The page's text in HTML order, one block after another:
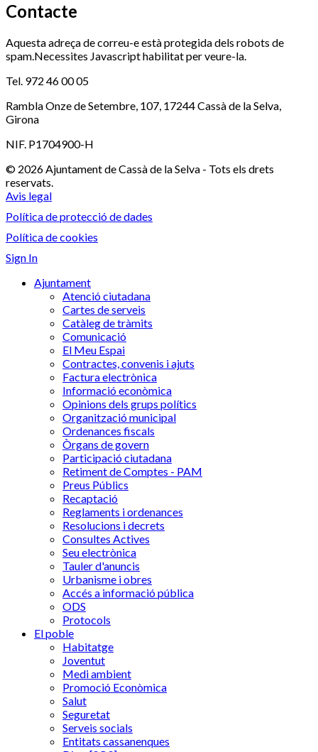
Contacte
Aquesta adreça de correu-e està protegida dels robots de
spam.Necessites Javascript habilitat per veure-la.
Tel. 972 46 00 05
Rambla Onze de Setembre, 107, 17244 Cassà de la Selva,
Girona
NIF. P1704900-H
© 2026 Ajuntament de Cassà de la Selva - Tots els drets
reservats.
Avis legal
Política de protecció de dades
Política de cookies
Sign In
Ajuntament
Atenció ciutadana
Cartes de serveis
Catàleg de tràmits
Comunicació
El Meu Espai
Contractes, convenis i ajuts
Factura electrònica
Informació econòmica
Opinions dels grups polítics
Organització municipal
Ordenances fiscals
Òrgans de govern
Participació ciutadana
Retiment de Comptes - PAM
Preus Públics
Recaptació
Reglaments i ordenances
Resolucions i decrets
Consultes Actives
Seu electrònica
Tauler d'anuncis
Urbanisme i obres
Accés a informació pública
ODS
Protocols
El poble
Habitatge
Joventut
Medi ambient
Promoció Econòmica
Salut
Seguretat
Serveis socials
Entitats cassanenques